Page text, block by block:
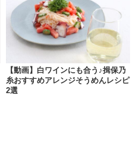
【動画】白ワインにも合う♪揖保乃
糸おすすめアレンジそうめんレシピ
2選